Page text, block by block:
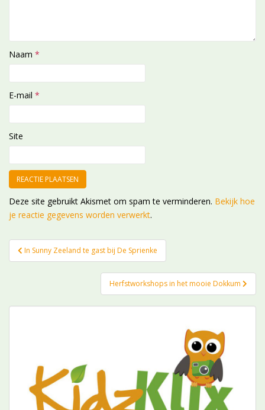
Naam *
E-mail *
Site
Deze site gebruikt Akismet om spam te verminderen. Bekijk hoe
je reactie gegevens worden verwerkt.
Bericht
navigatie
In Sunny Zeeland te gast bij De Sprienke
Herfstworkshops in het mooie Dokkum